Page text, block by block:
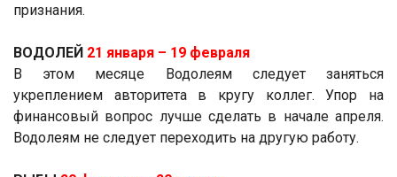
признания.
ВОДОЛЕЙ 21 января ­– 19 февраля
В этом месяце Водолеям следует заняться
укреплением авторитета в кругу коллег. Упор на
финансовый вопрос лучше сделать в начале апреля.
Водолеям не следует переходить на другую работу.